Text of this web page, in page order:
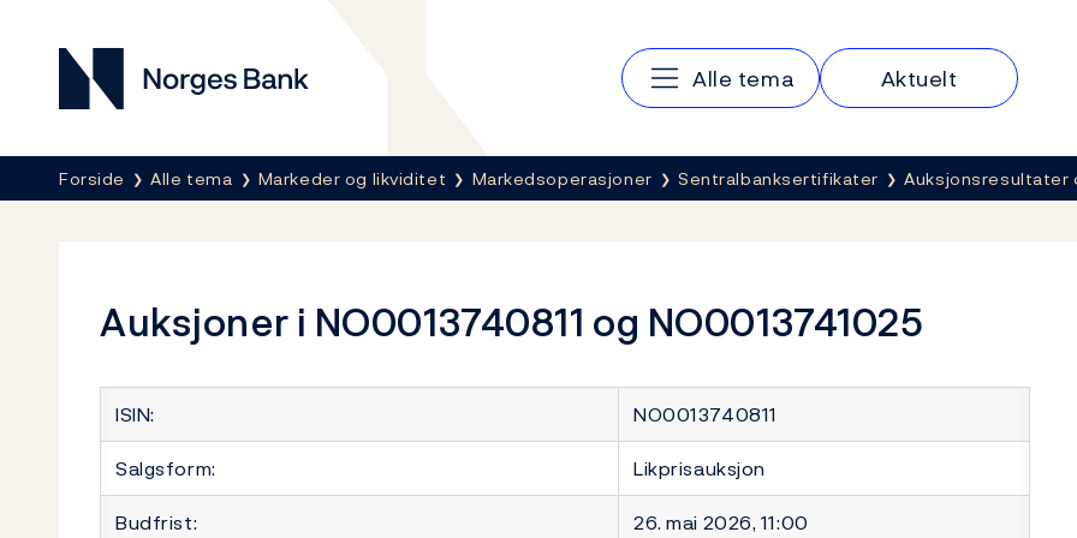
Norges Bank
Hovedmeny
Alle tema Aktuelt
Her er du nå:
Forside Alle tema Markeder og likviditet Markedsoperasjoner Sentralbanksertifikater Auksjonsresultater
Auksjoner i NO0013740811 og NO0013741025
ISIN:
NO0013740811
Salgsform:
Likprisauksjon
Budfrist:
26. mai 2026, 11:00